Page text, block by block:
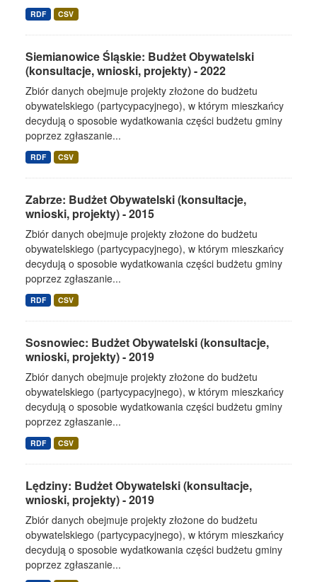
RDF CSV
Siemianowice Śląskie: Budżet Obywatelski
(konsultacje, wnioski, projekty) - 2022
Zbiór danych obejmuje projekty złożone do budżetu
obywatelskiego (partycypacyjnego), w którym mieszkańcy
decydują o sposobie wydatkowania części budżetu gminy
poprzez zgłaszanie...
RDF CSV
Zabrze: Budżet Obywatelski (konsultacje,
wnioski, projekty) - 2015
Zbiór danych obejmuje projekty złożone do budżetu
obywatelskiego (partycypacyjnego), w którym mieszkańcy
decydują o sposobie wydatkowania części budżetu gminy
poprzez zgłaszanie...
RDF CSV
Sosnowiec: Budżet Obywatelski (konsultacje,
wnioski, projekty) - 2019
Zbiór danych obejmuje projekty złożone do budżetu
obywatelskiego (partycypacyjnego), w którym mieszkańcy
decydują o sposobie wydatkowania części budżetu gminy
poprzez zgłaszanie...
RDF CSV
Lędziny: Budżet Obywatelski (konsultacje,
wnioski, projekty) - 2019
Zbiór danych obejmuje projekty złożone do budżetu
obywatelskiego (partycypacyjnego), w którym mieszkańcy
decydują o sposobie wydatkowania części budżetu gminy
poprzez zgłaszanie...